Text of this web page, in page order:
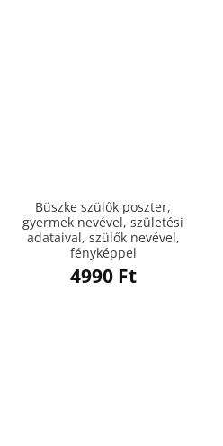
Büszke szülők poszter,
gyermek nevével, születési
adataival, szülők nevével,
fényképpel
4990 Ft